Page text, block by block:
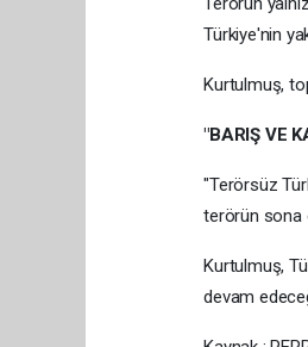
Türkiye'nin
Kurtulmuş,
"BARIŞ VE
"Terörsüz
terörün sona
Kurtulmuş,
devam